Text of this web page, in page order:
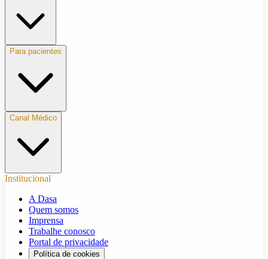
Para pacientes
Canal Médico
Institucional
A Dasa
Quem somos
Imprensa
Trabalhe conosco
Portal de privacidade
Política de cookies